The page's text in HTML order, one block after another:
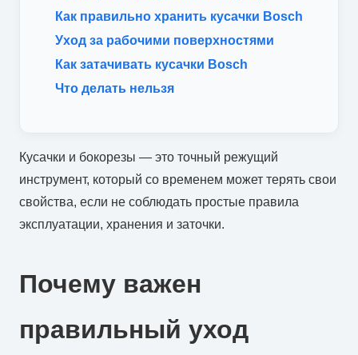
Как правильно хранить кусачки Bosch
Уход за рабочими поверхностями
Как затачивать кусачки Bosch
Что делать нельзя
Кусачки и бокорезы — это точный режущий
инструмент, который со временем может терять свои
свойства, если не соблюдать простые правила
эксплуатации, хранения и заточки.
Почему важен
правильный уход